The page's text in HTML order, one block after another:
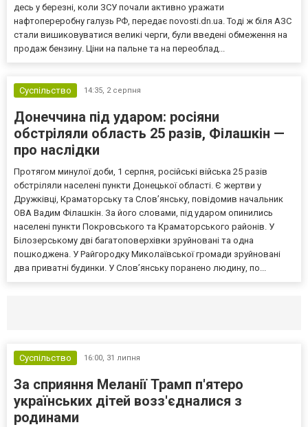
десь у березні, коли ЗСУ почали активно уражати
нафтопереробну галузь РФ, передає novosti.dn.ua. Тоді ж біля АЗС
стали вишиковуватися великі черги, були введені обмеження на
продаж бензину. Ціни на пальне та на переоблад...
Суспільство 14:35, 2 серпня
Донеччина під ударом: росіяни
обстріляли область 25 разів, Філашкін —
про наслідки
Протягом минулої доби, 1 серпня, російські війська 25 разів
обстріляли населені пункти Донецької області. Є жертви у
Дружківці, Краматорську та Слов’янську, повідомив начальник
ОВА Вадим Філашкін. За його словами, під ударом опинились
населені пункти Покровського та Краматорського районів. У
Білозерському дві багатоповерхівки зруйновані та одна
пошкоджена. У Райгородку Миколаївської громади зруйновані
два приватні будинки. У Слов’янську поранено людину, по...
Суспільство 16:00, 31 липня
За сприяння Меланії Трамп п'ятеро
українських дітей возз'єдналися з
родинами